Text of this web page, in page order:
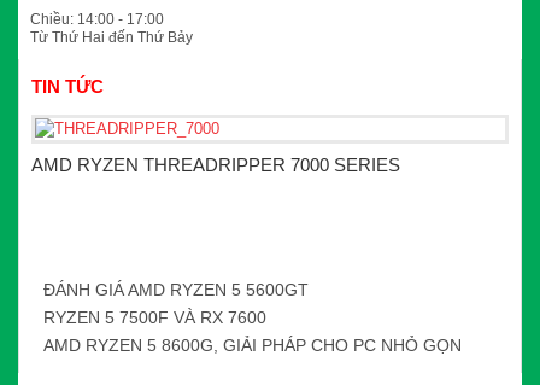
Chiều: 14:00 - 17:00
Từ Thứ Hai đến Thứ Bảy
TIN TỨC
AMD RYZEN THREADRIPPER 7000 SERIES
ĐÁNH GIÁ AMD RYZEN 5 5600GT
RYZEN 5 7500F VÀ RX 7600
AMD RYZEN 5 8600G, GIẢI PHÁP CHO PC NHỎ GỌN